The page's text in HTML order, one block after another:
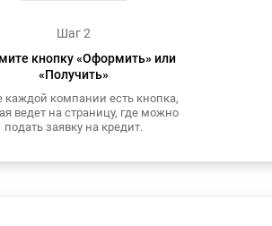
Шаг 2
кнопку «Оформить» или
«Получить»
каждой компании есть кнопка,
ведет на страницу, где можно
подать заявку на кредит.